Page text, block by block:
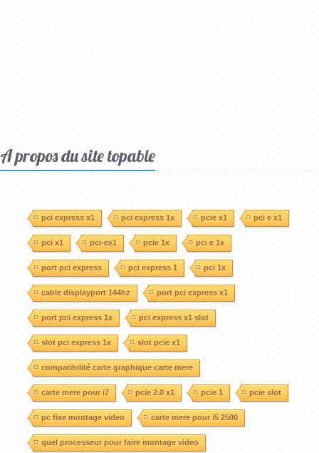
A propos du site topable
pci express x1 pci express 1x pcie x1 pci e x1
pci x1 pci-ex1 pcie 1x pci e 1x
port pci express pci express 1 pci 1x
cable displayport 144hz port pci express x1
port pci express 1x pci express x1 slot
slot pci express 1x slot pcie x1
compatibilité carte graphique carte mere
carte mere pour i7 pcie 2.0 x1 pcie 1 pcie slot
pc fixe montage video carte mere pour i5 2500
quel processeur pour faire montage video